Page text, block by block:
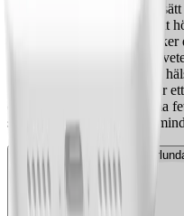
De är uträknade på samma
Tillsatt socker och mättat fett
protein och omättat fett
totala kalorivärdet. Det här
utformat för att guida till ett
guida till att äta mat som har
omättat fett (det hälsosamma
socker och mättat fett (det
Är min NollPointslista